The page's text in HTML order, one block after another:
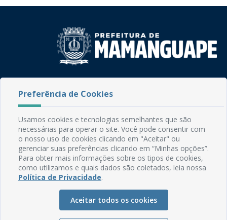
CEP: 58.280-000 - Mamanguape/PB
Expediente: Segunda à Sexta, das 08h às 13h
Mapa do Site
Perguntas frequentes
Manual de Navegação
Glossário
Preferência de Cookies
Usamos cookies e tecnologias semelhantes que são
necessárias para operar o site. Você pode consentir com
o nosso uso de cookies clicando em "Aceitar" ou
gerenciar suas preferências clicando em “Minhas opções”.
Para obter mais informações sobre os tipos de cookies,
como utilizamos e quais dados são coletados, leia nossa
Política de Privacidade.
Aceitar todos os cookies